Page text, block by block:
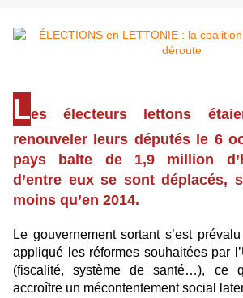
Les électeurs lettons
renouveler leurs députés le 6
pays balte de 1,9 million
d’entre eux se sont déplacés,
moins qu’en 2014.
Le gouvernement sortant s’est
appliqué les réformes souhaitées par
(fiscalité, système de santé…), ce
accroître un mécontentement social